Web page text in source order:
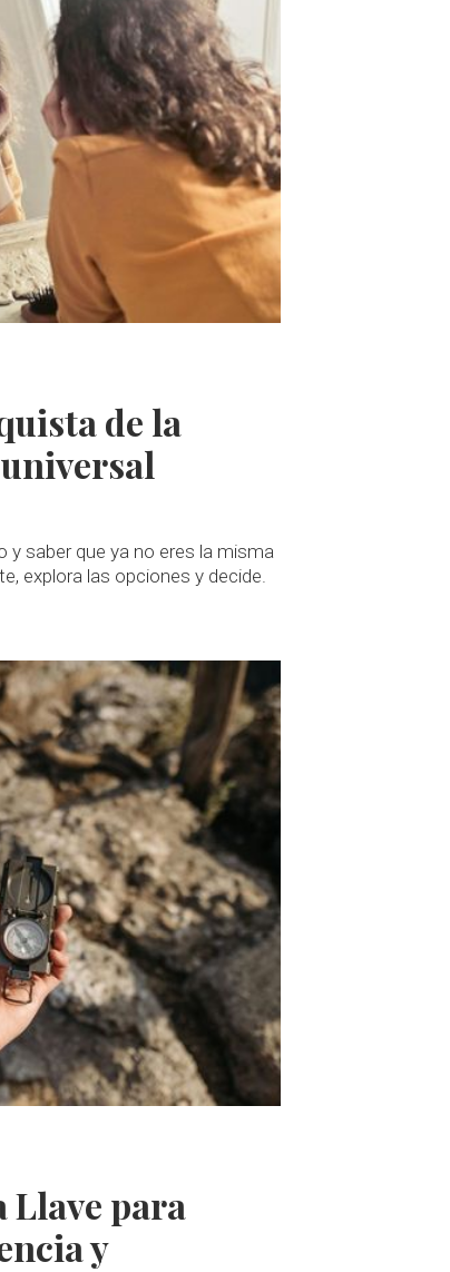
de la
saber que ya no eres la misma
explora las opciones y decide.
Llave para
y